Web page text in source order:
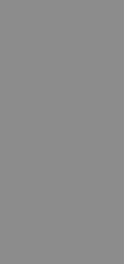
公司